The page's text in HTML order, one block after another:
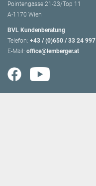
Pointengasse 21-23/Top 11
A-1170 Wien
BVL Kundenberatung
Telefon: +43 / (0)650 / 33 24 997
E-Mail: office@lemberger.at